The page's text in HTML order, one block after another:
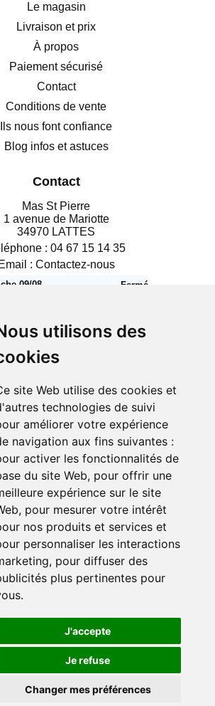
utilisons des
site Web utilise des cookies et
technologies de suivi
améliorer votre expérience
navigation aux fins suivantes :
activer les fonctionnalités de
du site Web, pour offrir une
expérience sur le site
, pour mesurer votre intérêt
nos produits et services et
personnaliser les interactions
, pour diffuser des
plus pertinentes pour
.
J'accepte
Je refuse
Changer mes préférences
Le magasin
Livraison et prix
À propos
Paiement sécurisé
Contact
Conditions de vente
Ils nous font confiance
Blog infos et astuces
Contact
Mas St Pierre
1 avenue de Mariotte
34970 LATTES
: 04 67 15 14 35
Email : Contactez-nous
09/08 Fermé
08
10h00 – 12h30
14h00 – 18h30
08
10h00 – 12h30
14h00 – 18h30
14/08
10h00 – 12h30
14h00 – 18h30
15/08 Fermé
16/08
Tous droits réservés.
Mentions légales
|
CGV
fêtes à Aurillac
acheter artifices à
sacs de confettis 10kg à Pau
achat maquillage à Avignon
Mauguio
acheter articles de fêtes à
Bérêt basque à Bayonne
acheter maquillage de fête à Rennes
à Clermont
achat sacs de confettis
vente artifices à Clermont